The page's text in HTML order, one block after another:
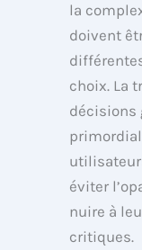
la
doivent
choix. La
décisions
éviter
nuire à
critiques.